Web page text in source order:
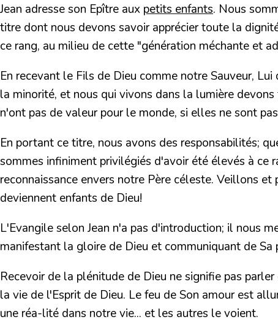
Jean adresse son Epître aux petits enfants. Nous
titre dont nous devons savoir apprécier toute la
ce rang, au milieu de cette "génération méchante et
En recevant le Fils de Dieu comme notre Sauveur,
la minorité, et nous qui vivons dans la lumière
n'ont pas de valeur pour le monde, si elles ne sont
En portant ce titre, nous avons des responsabilités;
sommes infiniment privilégiés d'avoir été élevés à ce
reconnaissance envers notre Père céleste. Veillons
deviennent enfants de Dieu!
L'Evangile selon Jean n'a pas d'introduction; il nous
manifestant la gloire de Dieu et communiquant de
Recevoir de la plénitude de Dieu ne signifie pas
la vie de l'Esprit de Dieu. Le feu de Son amour est
une réa-lité dans notre vie... et les autres le voient.